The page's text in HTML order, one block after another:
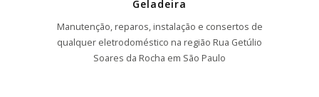
Geladeira
Manutenção, reparos, instalação e consertos de
qualquer eletrodoméstico na região Rua Getúlio
Soares da Rocha em São Paulo